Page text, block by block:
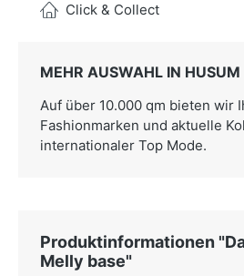
Click & Collect
MEHR AUSWAHL IN HUSUM
Auf über 10.000 qm bieten wir
Fashionmarken und aktuelle
internationaler Top Mode.
Produktinformationen
Melly base"